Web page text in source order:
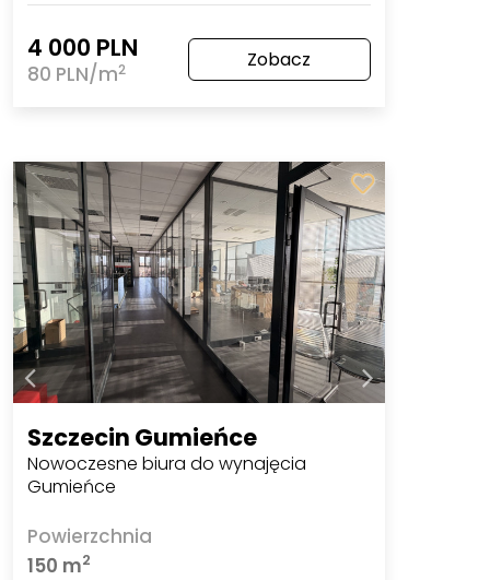
4 000 PLN
80 PLN/m2 Zobacz
Szczecin Gumieńce
Nowoczesne biura do wynajęcia
Gumieńce
Powierzchnia
150 m2